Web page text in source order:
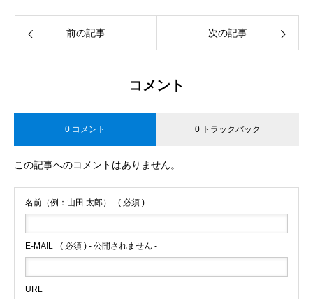
前の記事 次の記事
コメント
0 コメント 0 トラックバック
この記事へのコメントはありません。
名前（例：山田 太郎） ( 必須 )
E-MAIL ( 必須 ) - 公開されません -
URL